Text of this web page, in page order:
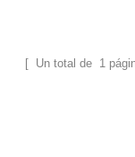
[ Un total de 1